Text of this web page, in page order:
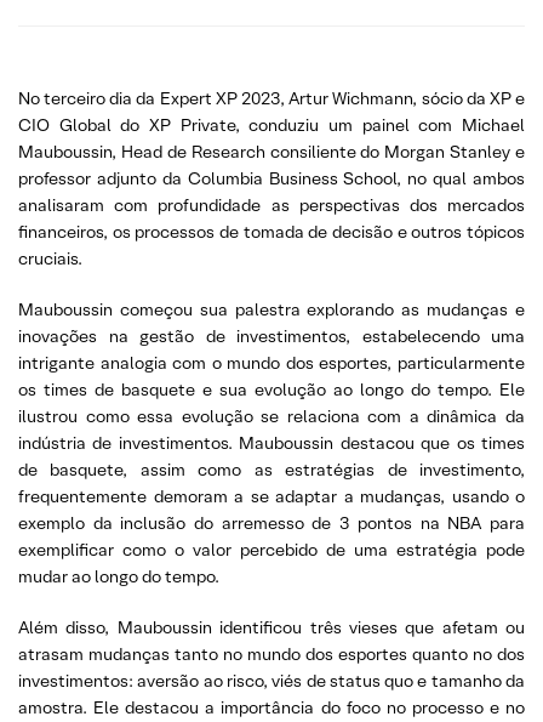
No terceiro dia da Expert XP 2023, Artur Wichmann, sócio da XP e
CIO Global do XP Private, conduziu um painel com Michael
Mauboussin, Head de Research consiliente do Morgan Stanley e
professor adjunto da Columbia Business School, no qual ambos
analisaram com profundidade as perspectivas dos mercados
financeiros, os processos de tomada de decisão e outros tópicos
cruciais.
Mauboussin começou sua palestra explorando as mudanças e
inovações na gestão de investimentos, estabelecendo uma
intrigante analogia com o mundo dos esportes, particularmente
os times de basquete e sua evolução ao longo do tempo. Ele
ilustrou como essa evolução se relaciona com a dinâmica da
indústria de investimentos. Mauboussin destacou que os times
de basquete, assim como as estratégias de investimento,
frequentemente demoram a se adaptar a mudanças, usando o
exemplo da inclusão do arremesso de 3 pontos na NBA para
exemplificar como o valor percebido de uma estratégia pode
mudar ao longo do tempo.
Além disso, Mauboussin identificou três vieses que afetam ou
atrasam mudanças tanto no mundo dos esportes quanto no dos
investimentos: aversão ao risco, viés de status quo e tamanho da
amostra. Ele destacou a importância do foco no processo e no